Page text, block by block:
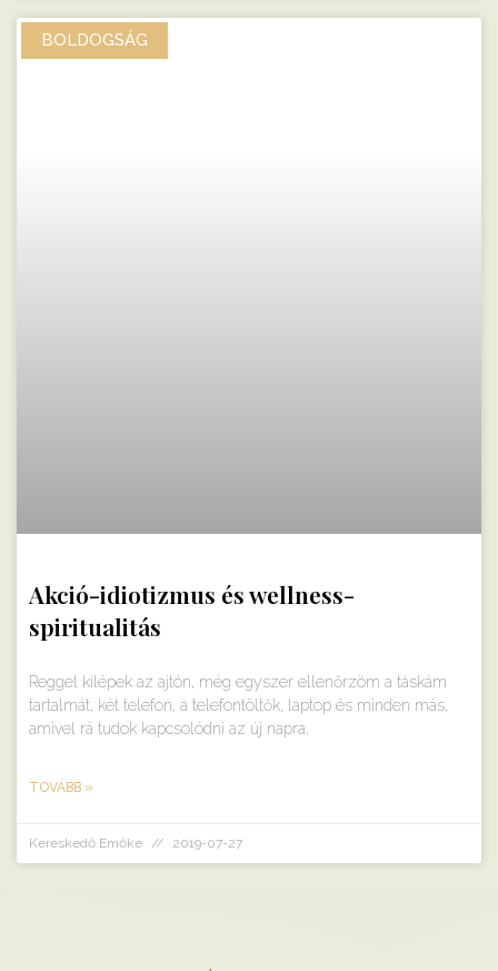
BOLDOGSÁG
Akció-idiotizmus és wellness-
spiritualitás
Reggel kilépek az ajtón, még egyszer ellenőrzöm a táskám
tartalmát, két telefon, a telefontöltők, laptop és minden más,
amivel rá tudok kapcsolódni az új napra,
TOVÁBB »
Kereskedő Emőke 2019-07-27